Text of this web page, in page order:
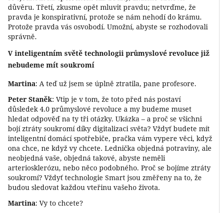
důvěru. Třetí, zkusme opět mluvit pravdu; netvrďme, že
pravda je konspirativní, protože se nám nehodí do krámu.
Protože pravda vás osvobodí. Umožní, abyste se rozhodovali
správně.
V inteligentním světě technologii průmyslové revoluce již
nebudeme mít soukromí
Martina: A teď už jsem se úplně ztratila, pane profesore.
Peter Staněk: Vtip je v tom, že toto před nás postaví
důsledek 4.0 průmyslové revoluce a my budeme muset
hledat odpověď na ty tři otázky. Ukázka – a proč se všichni
bojí ztráty soukromí díky digitalizaci světa? Vždyť budete mít
inteligentní domácí spotřebiče, pračka vám vypere věci, když
ona chce, ne když vy chcete. Lednička objedná potraviny, ale
neobjedná vaše, objedná takové, abyste neměli
arteriosklerózu, nebo něco podobného. Proč se bojíme ztráty
soukromí? Vždyť technologie Smart jsou změřeny na to, že
budou sledovat každou vteřinu vašeho života.
Martina: Vy to chcete?